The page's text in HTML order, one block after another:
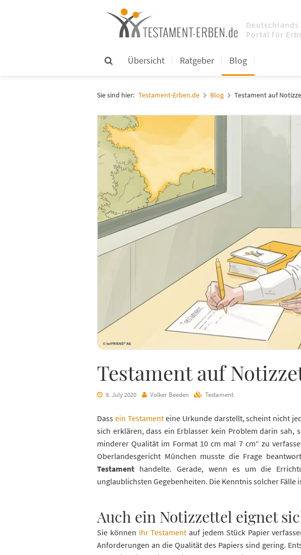
Übersicht Ratgeber Blog
Sie sind hier: Testament-Erben.de Blog Testament auf
Testament auf
9. July 2020 Volker Beeden Testament
Dass ein Testamenteine Urkunde darstellt, scheint nicht
sich erklären, dass ein Erblasser kein Problem darin sah,
minderer Qualität im Format 10 cm mal 7 cm“ zu
Oberlandesgericht München musste die Frage
Testament handelte. Gerade, wenn es um die
unglaublichsten Gegebenheiten. Die Kenntnis solcher Fälle
Auch ein Notizzettel eignet
Sie können Ihr Testament auf jedem Stück Papier
Anforderungen an die Qualität des Papiers sind gering.